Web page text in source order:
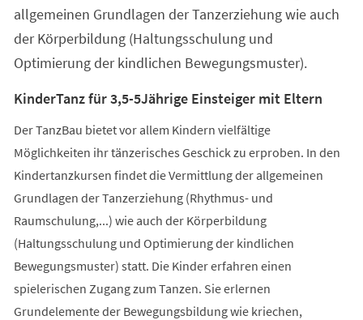
allgemeinen Grundlagen der Tanzerziehung wie auch
der Körperbildung (Haltungsschulung und
Optimierung der kindlichen Bewegungsmuster).
KinderTanz für 3,5-5Jährige Einsteiger mit Eltern
Der TanzBau bietet vor allem Kindern vielfältige
Möglichkeiten ihr tänzerisches Geschick zu erproben. In den
Kindertanzkursen findet die Vermittlung der allgemeinen
Grundlagen der Tanzerziehung (Rhythmus- und
Raumschulung,...) wie auch der Körperbildung
(Haltungsschulung und Optimierung der kindlichen
Bewegungsmuster) statt. Die Kinder erfahren einen
spielerischen Zugang zum Tanzen. Sie erlernen
Grundelemente der Bewegungsbildung wie kriechen,